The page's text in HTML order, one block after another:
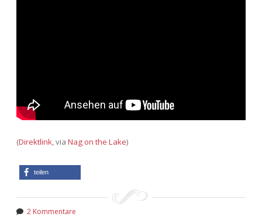
(Direktlink, via Nag on the Lake)
teilen
2 Kommentare